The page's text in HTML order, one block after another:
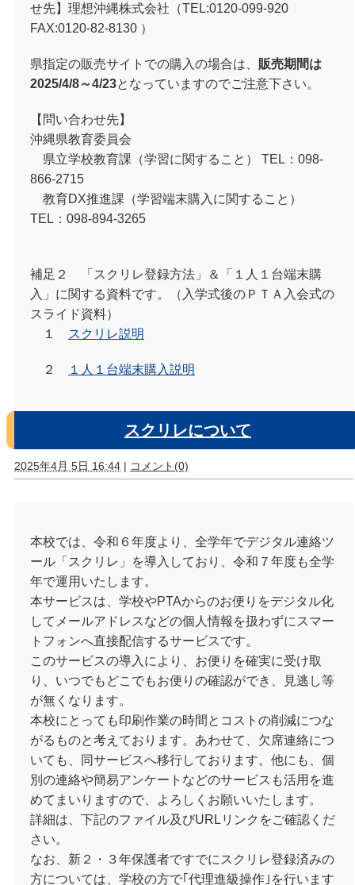
せ先】理想沖縄株式会社（TEL:0120-099-920
FAX:0120-82-8130 ）
県指定の販売サイトでの購入の場合は、 販売期間は
2025/4/8～4/23となっていますのでご注意下さい。
【問い合わせ先】
沖縄県教育委員会
県立学校教育課（学習に関すること） TEL：098-
866-2715
教育DX推進課（学習端末購入に関すること）
TEL：098-894-3265
補足２ 「スクリレ登録方法」＆「１人１台端末購
入」に関する資料です。（入学式後のＰＴＡ入会式の
スライド資料）
１
スクリレ説明
２ １人１台端末購入説明
スクリレについて
2025年4月 5日 16:44 | コメント(0)
本校では、令和６年度より、全学年でデジタル連絡ツ
ール「スクリレ」を導入しており、令和７年度も全学
年で運用いたします。
本サービスは、学校やPTAからのお便りをデジタル化
してメールアドレスなどの個人情報を扱わずにスマー
トフォンへ直接配信するサービスです。
このサービスの導入により、お便りを確実に受け取
り、いつでもどこでもお便りの確認ができ、見逃し等
が無くなります。
本校にとっても印刷作業の時間とコストの削減につな
がるものと考えております。あわせて、欠席連絡につ
いても、同サービスへ移行しております。他にも、個
別の連絡や簡易アンケートなどのサービスも活用を進
めてまいりますので、よろしくお願いいたします。
詳細は、下記のファイル及びURLリンクをご確認くだ
さい。
なお、新２・３年保護者ですでにスクリレ登録済みの
方については、学校の方で｢代理進級操作｣を行います